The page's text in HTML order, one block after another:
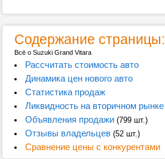
Содержание страницы:
Всё о Suzuki Grand Vitara
Рассчитать стоимость авто
Динамика цен нового авто
Статистика продаж
Ликвидность на вторичном рынке
Объявления продажи(799 шт.)
Отзывы владельцев(52 шт.)
Сравнение цены с конкурентами